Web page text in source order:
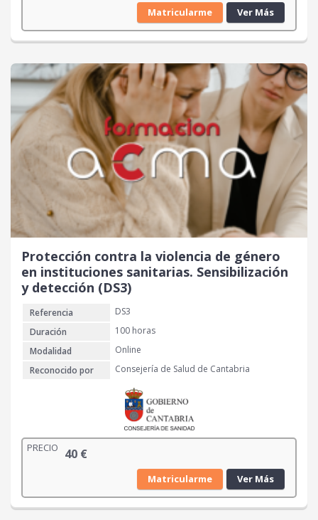
Matricularme Ver Más
Protección contra la violencia de género
en instituciones sanitarias. Sensibilización
y detección (DS3)
Referencia
DS3
Duración
100 horas
Modalidad
Online
Reconocido por
Consejería de Salud de Cantabria
PRECIO 40 €
Matricularme Ver Más